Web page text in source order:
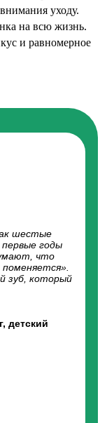
уходу.
на всю жизнь.
и равномерное